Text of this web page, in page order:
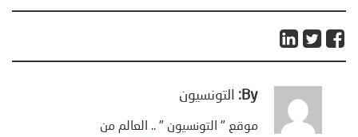
By: التونسيون
موقع " التونسيون " .. العالم من